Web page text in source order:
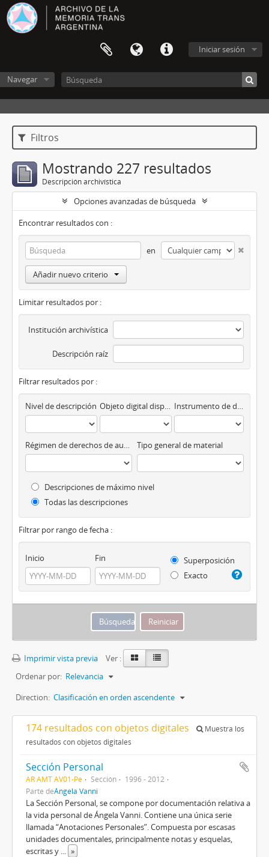
Iniciar sesión
Navegar
Filtros
Mostrando 227 resultados
Descripción archivística
Opciones avanzadas de búsqueda
Encontrar resultados con :
en
Añadir nuevo criterio
Limitar resultados por :
Institución archivística
Descripción raíz
Filtrar resultados por :
Nivel de descripción Objeto digital disponibles Instrumento de descripción
Régimen de derechos de autor Tipo general de material
Descripciones de máximo nivel
Todas las descripciones
Filtrar por rango de fecha :
Inicio Fin
Superposición
Exacto
Imprimir vista previa
Ver :
Ordenar por: Relevancia
Direction: Clasificación en orden ascendente
174 resultados con objetos digitales
Muestra los
resultados con objetos digitales
Sección Personal
AR AMT AV01-Pe Sección
1996 - 2012
Parte deÁngela Vanni
La Sección Personal, se compone por documentación relativa a
la vida personal de Ángela Vanni. Contiene una única serie
llamada “Anotaciones Personales”. Compuesta por escasas
unidades documentales, principalmente notas y esquelas,
escritas y ... »